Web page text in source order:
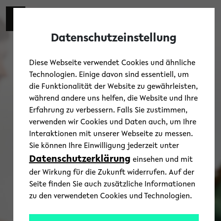
Skip to main content
Datenschutzeinstellung
Diese Webseite verwendet Cookies und ähnliche
Technologien. Einige davon sind essentiell, um
die Funktionalität der Website zu gewährleisten,
während andere uns helfen, die Website und Ihre
Erfahrung zu verbessern. Falls Sie zustimmen,
verwenden wir Cookies und Daten auch, um Ihre
Interaktionen mit unserer Webseite zu messen.
Sie können Ihre Einwilligung jederzeit unter
Datenschutzerklärung einsehen und mit
der Wirkung für die Zukunft widerrufen. Auf der
Seite finden Sie auch zusätzliche Informationen
zu den verwendeten Cookies und Technologien.